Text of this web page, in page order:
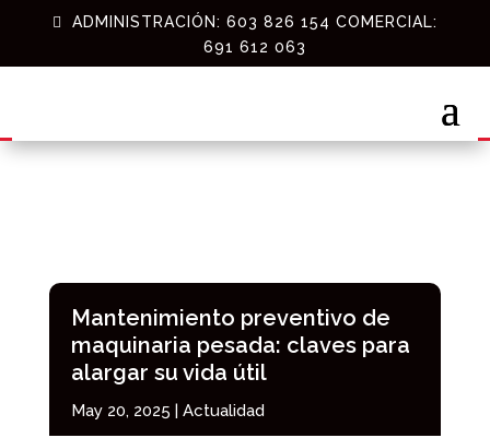
ADMINISTRACIÓN: 603 826 154 COMERCIAL:
691 612 063
Mantenimiento preventivo de
maquinaria pesada: claves para
alargar su vida útil
May 20, 2025 | Actualidad